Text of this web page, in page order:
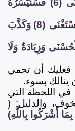
مَنْ أَعْطَى وَاتَّقَى (5) وَصَدَّقَ بِالْحُسْنَى (6) فَسَنُيَسِّرُهُ
وَأَمَّا مَنْ بَخِلَ وَاسْتَغْنَى (8) وَكَذَّبَ
وَزِيَادَةٌ وَلَا
أن تحمي
بسوء.
اللحظة التي
والدليل: (
أَشْرَكُوا بِاللَّهِ)